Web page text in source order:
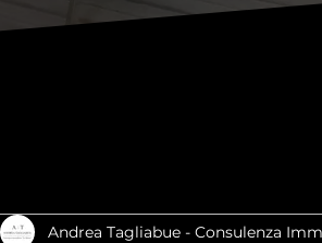
Andrea Tagliabue - Consulenza